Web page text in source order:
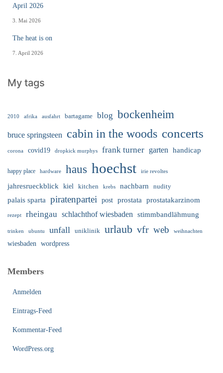
April 2026
3. Mai 2026
The heat is on
7. April 2026
My tags
2010 afrika ausfahrt bartagame blog bockenheim
bruce springsteen cabin in the woods concerts
corona covid19 dropkick murphys frank turner garten handicap
happy place hardware haus hoechst irie revoltes
jahresrueckblick kiel kitchen krebs nachbarn nudity
palais sparta piratenpartei post prostata prostatakarzinom
rezept rheingau schlachthof wiesbaden stimmbandlähmung
trinken ubuntu unfall uniklinik urlaub vfr web weihnachten
wiesbaden wordpress
Members
Anmelden
Eintrags-Feed
Kommentar-Feed
WordPress.org